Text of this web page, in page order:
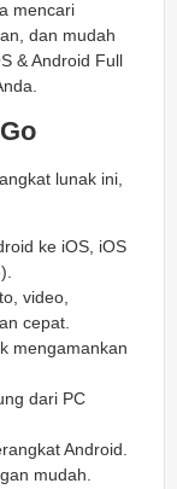
mencari
dan mudah
& Android Full
lunak ini,
ke iOS, iOS
video,
cepat.
mengamankan
dari PC
Android.
mudah.